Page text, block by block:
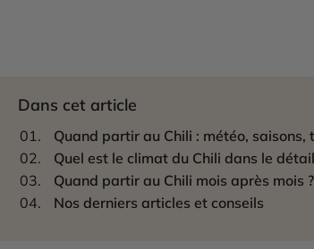
Dans cet article
Quand partir au Chili : météo, saisons,
Quel est le climat du Chili dans le
Quand partir au Chili mois après mois ?
Nos derniers articles et conseils